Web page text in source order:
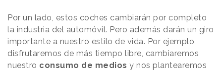
Por un lado, estos coches cambiarán por completo
la industria del automóvil. Pero además darán un giro
importante a nuestro estilo de vida. Por ejemplo,
disfrutaremos de más tiempo libre, cambiaremos
nuestro consumo de medios y nos plantearemos